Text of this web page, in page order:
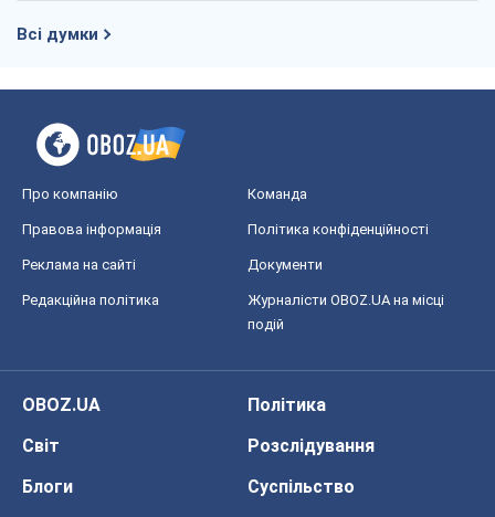
Всі думки
Про компанію Команда
Правова інформація Політика конфіденційності
Реклама на сайті Документи
Редакційна політика
Журналісти OBOZ.UA на місці
подій
OBOZ.UA
Політика
Світ
Розслідування
Блоги
Суспільство